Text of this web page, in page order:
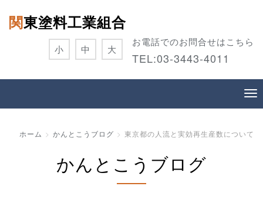
関東塗料工業組合
お電話でのお問合せはこちら
TEL:03-3443-4011
小 中 大
ホーム かんとこうブログ 東京都の人流と実効再生産数について
かんとこうブログ